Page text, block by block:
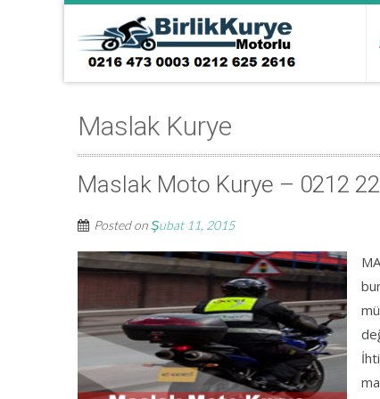
Maslak Kurye
Maslak Moto Kurye – 0212
Posted onŞubat 11, 2015